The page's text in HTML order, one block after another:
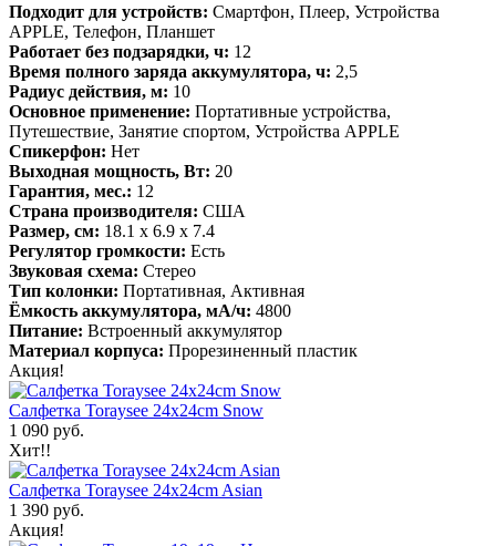
Подходит для устройств: Смартфон, Плеер, Устройства
APPLE, Телефон, Планшет
Работает без подзарядки, ч: 12
Время полного заряда аккумулятора, ч: 2,5
Радиус действия, м: 10
Основное применение: Портативные устройства,
Путешествие, Занятие спортом, Устройства APPLE
Спикерфон: Нет
Выходная мощность, Вт: 20
Гарантия, мес.: 12
Страна производителя: США
Размер, см: 18.1 x 6.9 x 7.4
Регулятор громкости: Есть
Звуковая схема: Стерео
Тип колонки: Портативная, Активная
Ёмкость аккумулятора, мА/ч: 4800
Питание: Встроенный аккумулятор
Материал корпуса: Прорезиненный пластик
Акция!
Салфетка Toraysee 24x24cm Snow
1 090 руб.
Хит!!
Салфетка Toraysee 24x24cm Asian
1 390 руб.
Акция!